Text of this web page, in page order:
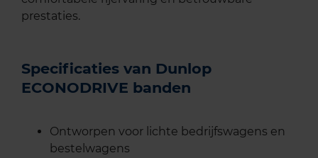
prestaties.
Specificaties van Dunlop
ECONODRIVE banden
Ontworpen voor lichte bedrijfswagens en
bestelwagens